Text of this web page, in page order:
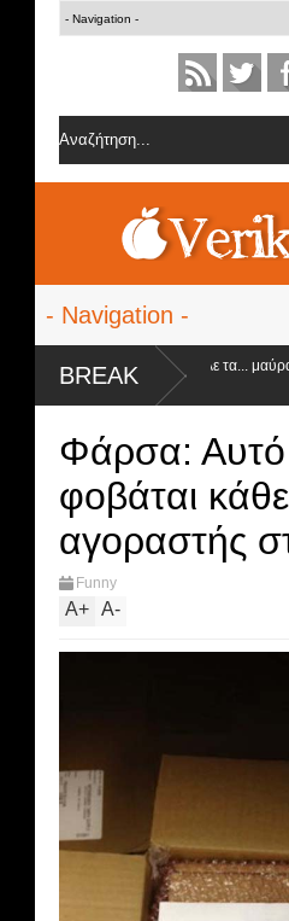
BREAK
Ειρήνη Στεργιανού έβαλε τα... μαύρα της
Φάρσα:
φοβάται κάθε
αγοραστής
Funny
A+ A-